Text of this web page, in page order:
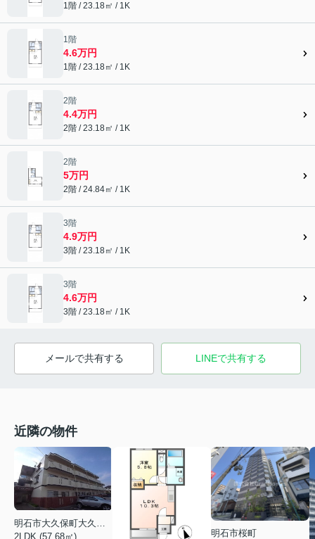
1階 / 23.18㎡ / 1K
1階
4.6万円
1階 / 23.18㎡ / 1K
2階
4.4万円
2階 / 23.18㎡ / 1K
2階
5万円
2階 / 24.84㎡ / 1K
3階
4.9万円
3階 / 23.18㎡ / 1K
3階
4.6万円
3階 / 23.18㎡ / 1K
メールで共有する LINEで共有する
近隣の物件
明石市大久保町大久保町
2LDK (57.68㎡)
明石市桜町